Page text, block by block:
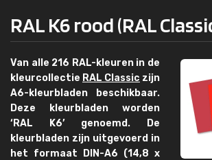
RAL K6 rood (RAL
Van alle 216 RAL-kleuren in de
kleurcollectie RAL Classic zijn
A6-kleurbladen beschikbaar.
Deze kleurbladen worden
‘RAL K6’ genoemd. De
kleurbladen zijn uitgevoerd in
het formaat DIN-A6 (14,8 x